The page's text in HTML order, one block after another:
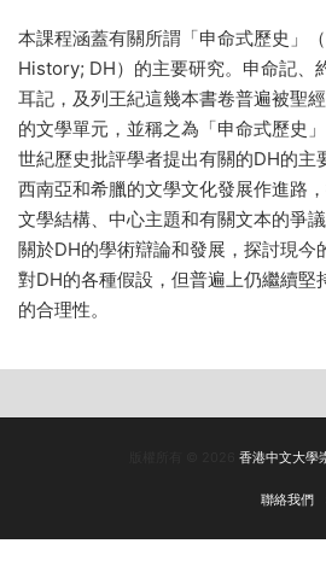
本課程涵蓋有關所謂「申命式歷史」
History; DH）的主要研究。申命記、
耳記，及列王紀這幾本書卷普遍被聖
的文學單元，並稱之為「申命式歷史
世紀歷史批評學者提出有關的DH的主
西南亞和希臘的文學文化發展作進路
文學結構、中心主題和有關文本的爭
關於DH的學術辯論和發展，探討現今
對DH的各種假設，但普遍上仍繼續堅
的合理性。
香港中文大學
聯絡我們